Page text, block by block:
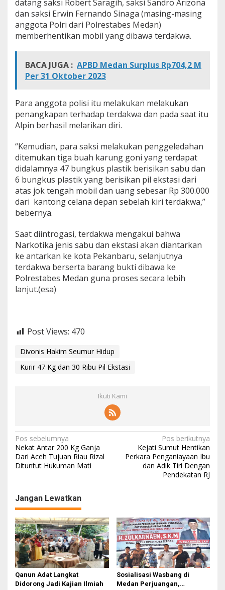
datang saksi Robert Saragih, saksi Sandro Arizona
dan saksi Erwin Fernando Sinaga (masing-masing
anggota Polri dari Polrestabes Medan)
memberhentikan mobil yang dibawa terdakwa.
BACA JUGA : APBD Medan Surplus Rp704,2 M
Per 31 Oktober 2023
Para anggota polisi itu melakukan melakukan
penangkapan terhadap terdakwa dan pada saat itu
Alpin berhasil melarikan diri.
“Kemudian, para saksi melakukan penggeledahan
ditemukan tiga buah karung goni yang terdapat
didalamnya 47 bungkus plastik berisikan sabu dan
6 bungkus plastik yang berisikan pil ekstasi dari
atas jok tengah mobil dan uang sebesar Rp 300.000
dari kantong celana depan sebelah kiri terdakwa,”
bebernya.
Saat diintrogasi, terdakwa mengakui bahwa
Narkotika jenis sabu dan ekstasi akan diantarkan
ke antarkan ke kota Pekanbaru, selanjutnya
terdakwa berserta barang bukti dibawa ke
Polrestabes Medan guna proses secara lebih
lanjut.(esa)
Post Views: 470
Divonis Hakim Seumur Hidup
Kurir 47 Kg dan 30 Ribu Pil Ekstasi
Ikuti Kami
N
a
v
g
a
s
i
p
o
s
Pos sebelumnya
Nekat Antar 200 Kg Ganja
Dari Aceh Tujuan Riau Rizal
Dituntut Hukuman Mati
Pos berikutnya
Kejati Sumut Hentikan
Perkara Penganiayaan Ibu
dan Adik Tiri Dengan
Pendekatan RJ
Jangan Lewatkan
Qanun Adat Langkat
Didorong Jadi Kajian Ilmiah
Sosialisasi Wasbang di
Medan Perjuangan,